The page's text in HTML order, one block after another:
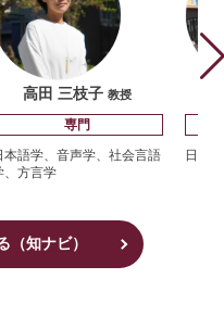
高田 三枝子 教授
専門
本語学、音声学、社会言語
、方言学
日本
（知ナビ）